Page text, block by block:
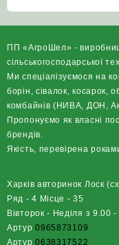
ПП «АгроШел» -
сільськогосподарської
Ми спеціалізуємося на
борін, сівалок, косарок,
комбайнів (НИВА, ДОН,
Пропонуємо як власні
брендів.
Якість, перевірена
Харків авторинок Лоск
Ряд - 4 Місце - 35
Вівторок - Неділя з 9.00
Артур0965873109
Артур0638317522